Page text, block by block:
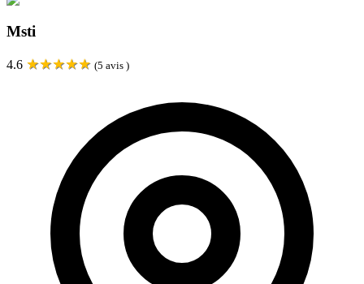
Msti
4.6 ★★★★★ (5 avis )